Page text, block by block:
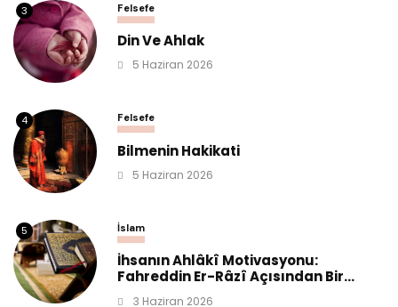
3 Felsefe
Din Ve Ahlak
5 Haziran 2026
4 Felsefe
Bilmenin Hakikati
5 Haziran 2026
5 İslam
İhsanın Ahlâkî Motivasyonu:
Fahreddin Er-Râzî Açısından Bir...
3 Haziran 2026